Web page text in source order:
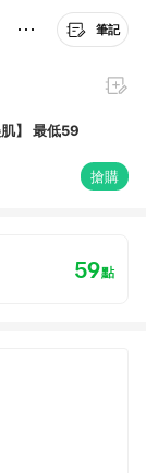
筆記
肌】 最低59
搶購
59點